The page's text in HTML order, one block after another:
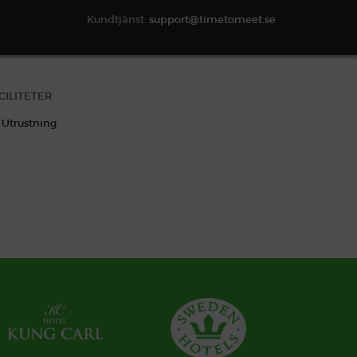
Kundtjänst: support@timetomeet.se
SÖK TILLGÄNGLIGHET
Utrustning